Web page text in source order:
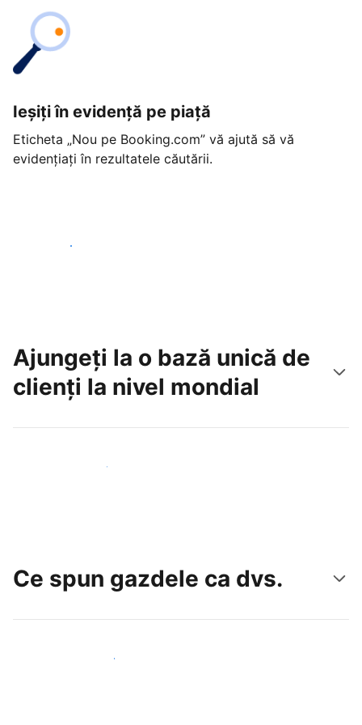
Ieșiți în evidență pe piață
Eticheta „Nou pe Booking.com” vă ajută să vă
evidențiați în rezultatele căutării.
Începeți astăzi
Ajungeți la o bază unică de
clienți la nivel mondial
Atrageți noi oaspeți astăzi
Ce spun gazdele ca dvs.
Alăturați-vă gazdelor ca dvs.